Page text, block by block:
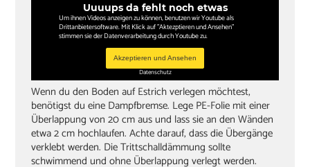
Bleistift
Uuuups da fehlt noch etwas
Um ihnen Videos anzeigen zu können, benutzen wir Youtube als
Drittanbietersoftware. Mit Klick auf "Aktezptieren und Ansehen"
stimmen sie der Datenverarbeitung durch Youtube zu.
Akzeptieren und Ansehen
Datenschutz
Wenn du den Boden auf Estrich verlegen möchtest,
benötigst du eine Dampfbremse. Lege PE-Folie mit einer
Überlappung von 20 cm aus und lass sie an den Wänden
etwa 2 cm hochlaufen. Achte darauf, dass die Übergänge
verklebt werden. Die Trittschalldämmung sollte
schwimmend und ohne Überlappung verlegt werden.